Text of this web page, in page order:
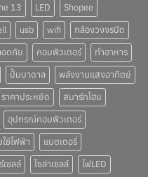
13 LED
Shopee
usb wifi
กล้องวงจรปิด
ดภัย คอมพิวเตอร์
ทำอาหาร
ปั๊มบาดาล
พลังงานแสงอาทิตย์
ราคาประหยัด
สมาร์ทโฮม
อุปกรณ์คอมพิวเตอร์
ใช้ไฟฟ้า
แบตเตอรี่
เซลล์ โซล่าเซลล์ ไฟLED